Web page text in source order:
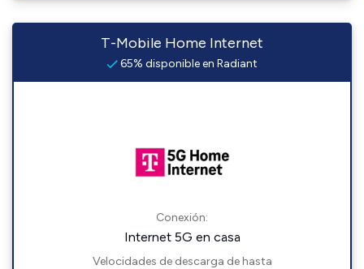
T-Mobile Home Internet
65% disponible en Radiant
Conexión:
Internet 5G en casa
Velocidades de descarga de hasta